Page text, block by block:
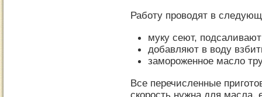
Работу проводят в
муку сеют, подсаливают
добавляют в воду
замороженное масло
Все перечисленные